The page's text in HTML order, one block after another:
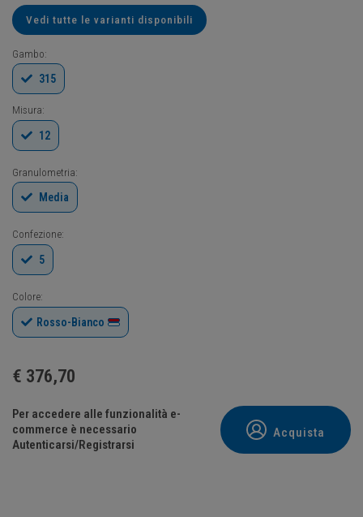
Vedi tutte le varianti disponibili
Gambo:
315
Misura:
12
Granulometria:
Media
Confezione:
5
Colore:
Rosso-Bianco
€ 376,70
Per accedere alle funzionalità e-
commerce è necessario
Autenticarsi/Registrarsi
Acquista